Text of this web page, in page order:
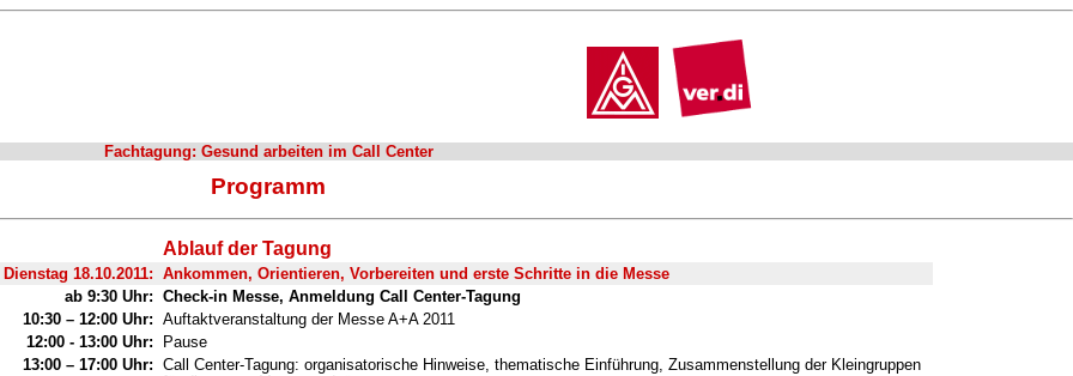
Fachtagung: Gesund arbeiten im Call Center
Programm
Ablauf der Tagung
Dienstag 18.10.2011: Ankommen, Orientieren, Vorbereiten und erste Schritte in die Messe
ab 9:30 Uhr: Check-in Messe, Anmeldung Call Center-Tagung
10:30 – 12:00 Uhr: Auftaktveranstaltung der Messe A+A 2011
12:00 - 13:00 Uhr:
Pause
13:00 – 17:00 Uhr: Call Center-Tagung: organisatorische Hinweise, thematische Einführung, Zusammenstellung der Kleingruppen